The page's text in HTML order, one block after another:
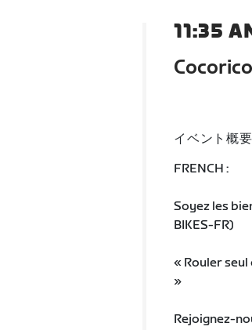
11:35
イベント概要
FRENCH :
Soyez les
BIKES-FR)
« Rouler seul
»
Rejoignez-